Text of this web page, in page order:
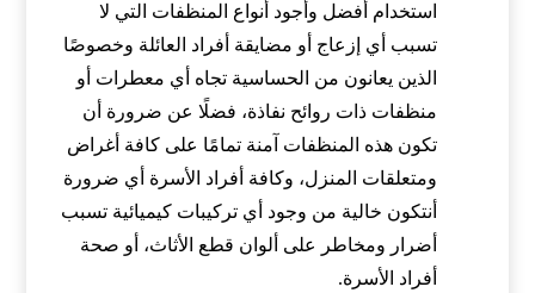
استخدام أفضل وأجود أنواع المنظفات التي لا
تسبب أي إزعاج أو مضايقة أفراد العائلة وخصوصًا
الذين يعانون من الحساسية تجاه أي معطرات أو
منظفات ذات روائح نفاذة، فضلًا عن ضرورة أن
تكون هذه المنظفات آمنة تمامًا على كافة أغراض
ومتعلقات المنزل، وكافة أفراد الأسرة أي ضرورة
أنتكون خالية من وجود أي تركيبات كيميائية تسبب
أضرار ومخاطر على ألوان قطع الأثاث، أو صحة
أفراد الأسرة.